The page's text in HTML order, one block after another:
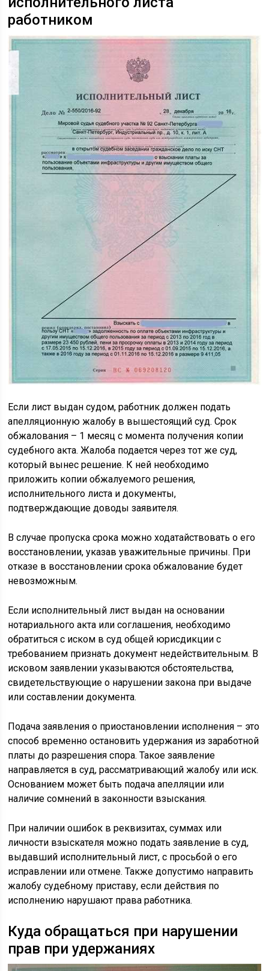
работником
Если лист выдан судом, работник должен подать
апелляционную жалобу в вышестоящий суд. Срок
обжалования – 1 месяц с момента получения копии
судебного акта. Жалоба подается через тот же суд,
который вынес решение. К ней необходимо
приложить копии обжалуемого решения,
исполнительного листа и документы,
подтверждающие доводы заявителя.
В случае пропуска срока можно ходатайствовать о его
восстановлении, указав уважительные причины. При
отказе в восстановлении срока обжалование будет
невозможным.
Если исполнительный лист выдан на основании
нотариального акта или соглашения, необходимо
обратиться с иском в суд общей юрисдикции с
требованием признать документ недействительным. В
исковом заявлении указываются обстоятельства,
свидетельствующие о нарушении закона при выдаче
или составлении документа.
Подача заявления о приостановлении исполнения – это
способ временно остановить удержания из заработной
платы до разрешения спора. Такое заявление
направляется в суд, рассматривающий жалобу или иск.
Основанием может быть подача апелляции или
наличие сомнений в законности взыскания.
При наличии ошибок в реквизитах, суммах или
личности взыскателя можно подать заявление в суд,
выдавший исполнительный лист, с просьбой о его
исправлении или отмене. Также допустимо направить
жалобу судебному приставу, если действия по
исполнению нарушают права работника.
Куда обращаться при нарушении
прав при удержаниях